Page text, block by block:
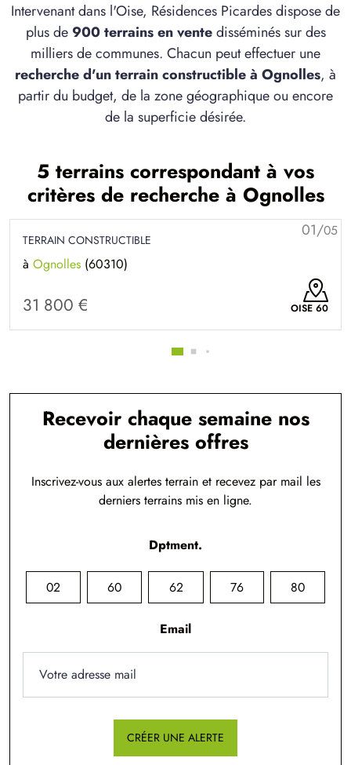
Intervenant dans l'Oise, Résidences Picardes dispose de
plus de 900 terrains en ventedisséminés sur des
milliers de communes. Chacun peut effectuer une
recherche d'un terrain constructible à Ognolles, à
partir du budget, de la zone géographique ou encore
de la superficie désirée.
5 terrains correspondant à vos
critères de recherche à Ognolles
01/05
TERRAIN CONSTRUCTIBLE
à Ognolles (60310)
31 800 € OISE 60
Recevoir chaque semaine nos
dernières offres
Inscrivez-vous aux alertes terrain et recevez par mail les
derniers terrains mis en ligne.
Dptment.
02 60 62 76 80
Email
CRÉER UNE ALERTE